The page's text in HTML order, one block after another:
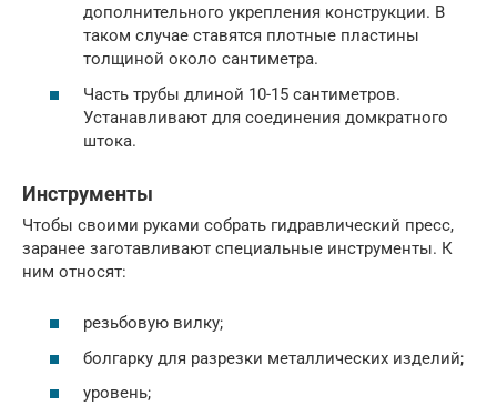
дополнительного укрепления конструкции. В
таком случае ставятся плотные пластины
толщиной около сантиметра.
Часть трубы длиной 10-15 сантиметров.
Устанавливают для соединения домкратного
штока.
Инструменты
Чтобы своими руками собрать гидравлический пресс,
заранее заготавливают специальные инструменты. К
ним относят:
резьбовую вилку;
болгарку для разрезки металлических изделий;
уровень;